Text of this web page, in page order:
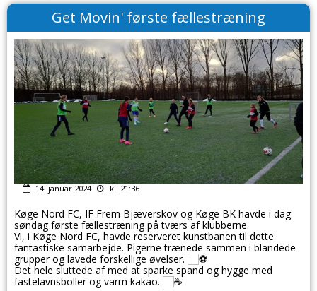
Get Movin' første fællestræning
14. januar 2024 kl. 21:36
Køge Nord FC, IF Frem Bjæverskov og Køge BK havde i dag
søndag første fællestræning på tværs af klubberne.
Vi, i Køge Nord FC, havde reserveret kunstbanen til dette
fantastiske samarbejde. Pigerne trænede sammen i blandede
grupper og lavede forskellige øvelser.
Det hele sluttede af med at sparke spand og hygge med
fastelavnsboller og varm kakao.